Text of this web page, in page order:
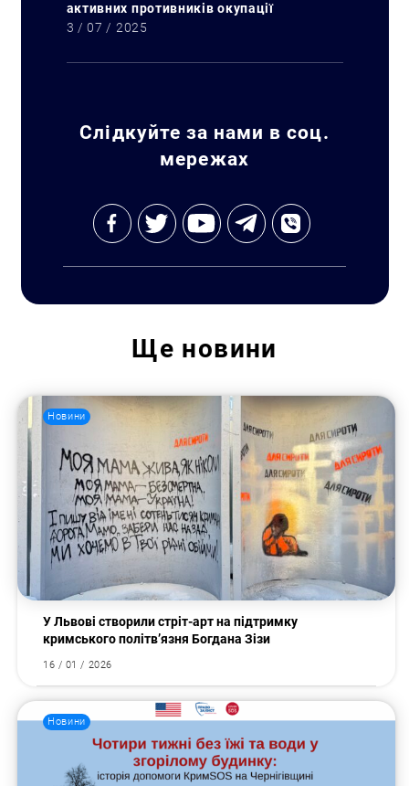
активних противників окупації
3 / 07 / 2025
Слідкуйте за нами в соц.
мережах
Ще новини
Новини
У Львові створили стріт-арт на підтримку
кримського політв’язня Богдана Зізи
16 / 01 / 2026
Новини